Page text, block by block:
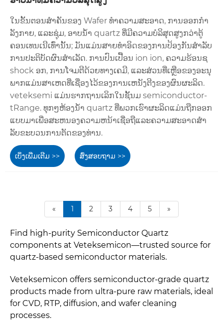
ໃນຂັ້ນຕອນສໍາຄັນຂອງ Wafer ທໍາຄວາມສະອາດ, ການອອກກໍາ
ລັງກາຍ, ແລະຊຸ່ມ, ອາບນ້ໍາ quartz ທີ່ມີຄວາມບໍລິສຸດສູງກວ່າຕູ້
ຄອນເທນເນີເທົ່ານັ້ນ; ມັນແມ່ນສາຍທໍາອິດຂອງການປ້ອງກັນສໍາລັບ
ການປະຕິບັດຜົນສໍາເລັດ. ການປົນເປື້ອນ ion ion, ຄວາມຮ້ອນຊ
shock ອກ, ການໂຈມຕີດ້ວຍທາງເຄມີ, ແລະສ່ວນທີ່ເຫຼືອຂອງອະນຸ
ພາກແມ່ນສາເຫດທີ່ເຊື່ອງໄວ້ຂອງການເຫນັງຕີງຂອງຜົນຜະລິດ.
veteksemi ແມ່ນຮາກຖານເລິກໃນຊັ້ນມ semiconductor-
tRange. ທຸກໆຫ້ອງນ້ໍາ quartz ທີ່ພວກເຮົາຜະລິດແມ່ນຖືກອອກ
ແບບມາເພື່ອສະຫນອງຄວາມຫນ້າເຊື່ອຖືແລະຄວາມສະອາດສໍາ
ລັບຂະບວນການຕັດຂອງທ່ານ.
ເບິ່ງເພີ່ມເຕີມ >> ສົ່ງສອບຖາມ >>
« 1 2 3 4 5 »
Find high-purity Semiconductor Quartz
components at Veteksemicon—trusted source for
quartz-based semiconductor materials.
Veteksemicon offers semiconductor-grade quartz
products made from ultra-pure raw materials, ideal
for CVD, RTP, diffusion, and wafer cleaning
processes.